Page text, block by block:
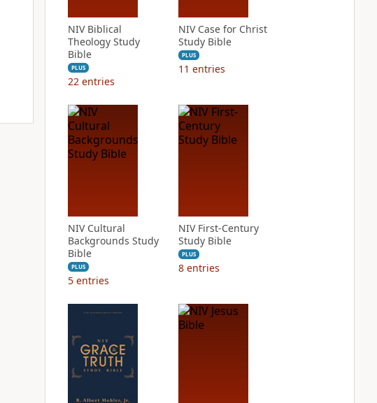
NIV Biblical
Theology Study
Bible
PLUS
22 entries
NIV Case for Christ
Study Bible
PLUS
11 entries
NIV Cultural
Backgrounds Study
Bible
PLUS
5 entries
NIV First-Century
Study Bible
PLUS
8 entries